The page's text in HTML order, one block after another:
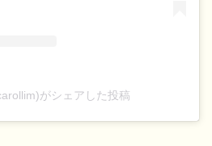
がシェアした投稿